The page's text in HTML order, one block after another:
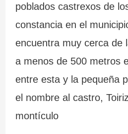
poblados castrexos de
constancia en el
encuentra muy cerca de
a menos de 500 metros
entre esta y la pequeña
el nombre al castro,
montículo